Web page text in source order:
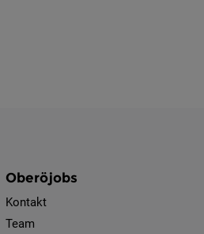
Oberöjobs
Kontakt
Team